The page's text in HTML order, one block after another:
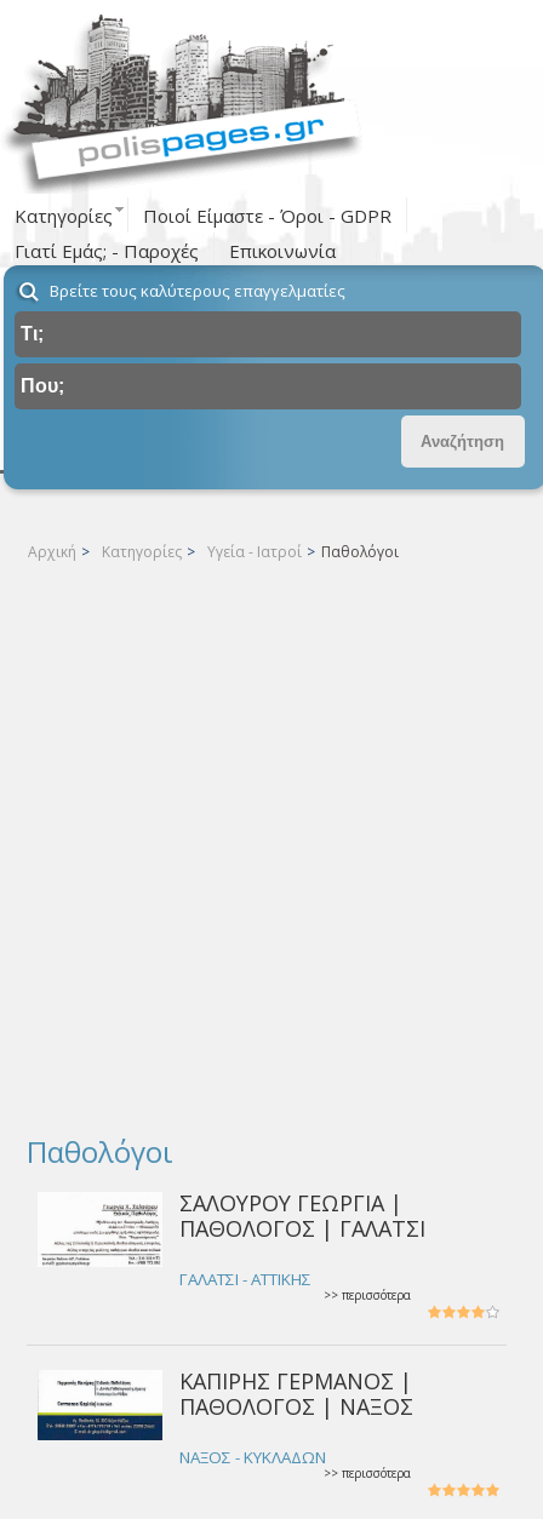
Κατηγορίες
Ποιοί Είμαστε - Όροι - GDPR
Γιατί Εμάς; - Παροχές
Επικοινωνία
Βρείτε τους καλύτερους επαγγελματίες
Αρχική > Κατηγορίες > Υγεία - Ιατροί > Παθολόγοι
Παθολόγοι
ΣΑΛΟΥΡΟΥ ΓΕΩΡΓΙΑ |
ΠΑΘΟΛΟΓΟΣ | ΓΑΛΑΤΣΙ
ΓΑΛΑΤΣΙ - ΑΤΤΙΚΗΣ
>> περισσότερα
ΚΑΠΙΡΗΣ ΓΕΡΜΑΝΟΣ |
ΠΑΘΟΛΟΓΟΣ | ΝΑΞΟΣ
ΝΑΞΟΣ - ΚΥΚΛΑΔΩΝ
>> περισσότερα